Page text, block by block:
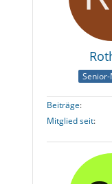
Beiträge
Mitglied seit